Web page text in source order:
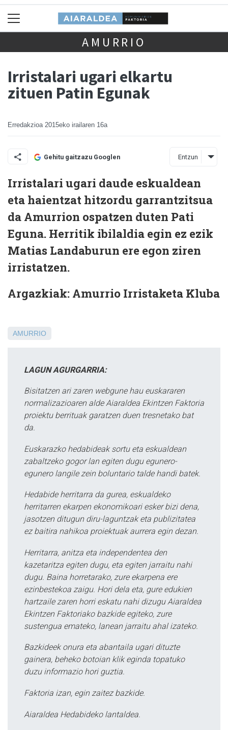
AMURRIO
Irristalari ugari elkartu
zituen Patin Egunak
Erredakzioa 2015eko irailaren 16a
Gehitu gaitzazu Googlen Entzun
Irristalari ugari daude eskualdean
eta haientzat hitzordu garrantzitsua
da Amurrion ospatzen duten Pati
Eguna. Herritik ibilaldia egin ez ezik
Matias Landaburun ere egon ziren
irristatzen.
Argazkiak: Amurrio Irristaketa Kluba
AMURRIO
LAGUN AGURGARRIA:
Bisitatzen ari zaren webgune hau euskararen
normalizazioaren alde Aiaraldea Ekintzen Faktoria
proiektu berrituak garatzen duen tresnetako bat
da.
Euskarazko hedabideak sortu eta eskualdean
zabaltzeko gogor lan egiten dugu egunero-
egunero langile zein boluntario talde handi batek.
Hedabide herritarra da gurea, eskualdeko
herritarren ekarpen ekonomikoari esker bizi dena,
jasotzen ditugun diru-laguntzak eta publizitatea
ez baitira nahikoa proiektuak aurrera egin dezan.
Herritarra, anitza eta independentea den
kazetaritza egiten dugu, eta egiten jarraitu nahi
dugu. Baina horretarako, zure ekarpena ere
ezinbestekoa zaigu. Hori dela eta, gure edukien
hartzaile zaren horri eskatu nahi dizugu Aiaraldea
Ekintzen Faktoriako bazkide egiteko, zure
sustengua emateko, lanean jarraitu ahal izateko.
Bazkideek onura eta abantaila ugari dituzte
gainera, beheko botoian klik eginda topatuko
duzu informazio hori guztia.
Faktoria izan, egin zaitez bazkide.
Aiaraldea Hedabideko lantaldea.